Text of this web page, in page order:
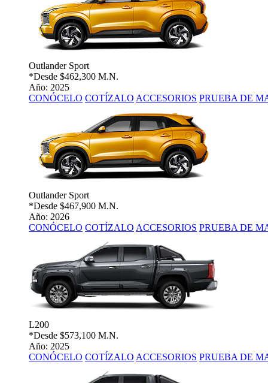
Outlander Sport
*Desde $462,300 M.N.
Año: 2025
CONÓCELO COTÍZALO ACCESORIOS PRUEBA DE
Outlander Sport
*Desde $467,900 M.N.
Año: 2026
CONÓCELO COTÍZALO ACCESORIOS PRUEBA DE
L200
*Desde $573,100 M.N.
Año: 2025
CONÓCELO COTÍZALO ACCESORIOS PRUEBA DE